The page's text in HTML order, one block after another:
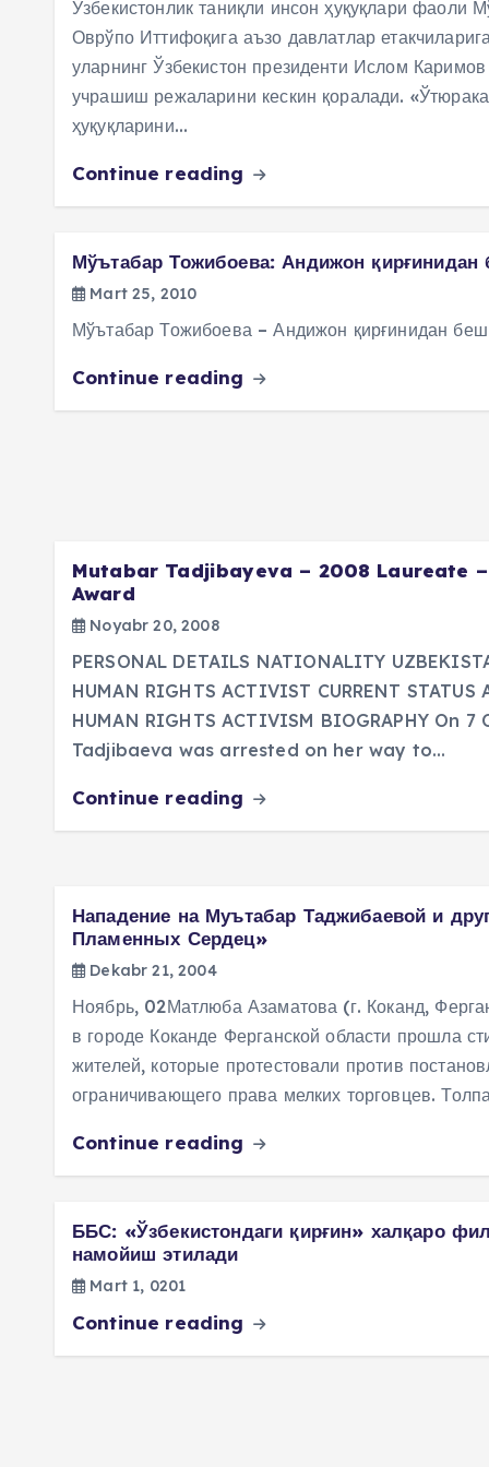
Ўзбекистонлик таниқли инсон ҳуқуқлари фаоли
Оврўпо Иттифоқига аъзо давлатлар
уларнинг Ўзбекистон президенти Ислом
учрашиш режаларини кескин қоралади.
ҳуқуқларини…
Continue reading
Мўътабар Тожибоева: Андижон қирғинидан
Mart 25, 2010
Мўътабар Тожибоева – Андижон қирғинидан
Continue reading
Mutabar Tadjibayeva – 2008 Laureate
Award
Noyabr 20, 2008
PERSONAL DETAILS NATIONALITY
HUMAN RIGHTS ACTIVIST CURRENT STATUS
HUMAN RIGHTS ACTIVISM BIOGRAPHY On
Tadjibaeva was arrested on her way to…
Continue reading
Нападение на Муътабар Таджибаевой и
Пламенных Сердец»
Dekabr 21, 2004
Ноябрь, 02Матлюба Азаматова (г. Коканд,
в городе Коканде Ферганской области прошла
жителей, которые протестовали против
ограничивающего права мелких торговцев.
Continue reading
ББС: «Ўзбекистондаги қирғин» халқаро
намойиш этилади
Mart 1, 0201
Continue reading